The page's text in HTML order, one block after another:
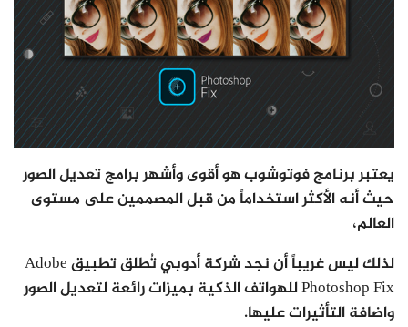
يعتبر برنامج فوتوشوب هو أقوى وأشهر برامج تعديل الصور
حيث أنه الأكثر استخداماً من قبل المصممين على مستوى
العالم،
لذلك ليس غريباً أن نجد شركة أدوبي تُطلق تطبيق Adobe
Photoshop Fix للهواتف الذكية بميزات رائعة لتعديل الصور
واضافة التأثيرات عليها.